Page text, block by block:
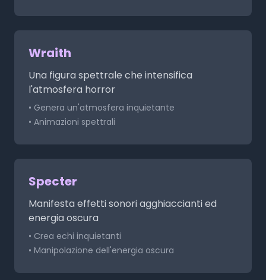
Wraith
Una figura spettrale che intensifica
l'atmosfera horror
• Genera un'atmosfera inquietante
• Animazioni spettrali
Specter
Manifesta effetti sonori agghiaccianti ed
energia oscura
• Crea echi inquietanti
• Manipolazione dell'energia oscura